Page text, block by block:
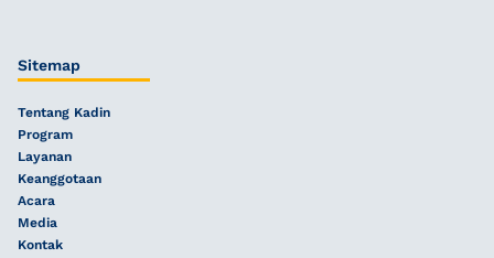
Sitemap
Tentang Kadin
Program
Layanan
Keanggotaan
Acara
Media
Kontak